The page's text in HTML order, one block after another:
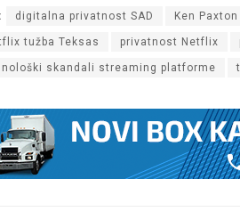
digitalna privatnost SAD Ken
tužba Teksas privatnost Netflix
skandali streaming platforme